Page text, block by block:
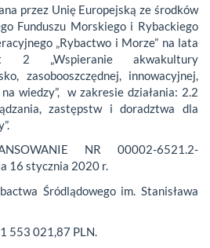
przez Unię Europejską ze środków
Funduszu Morskiego i Rybackiego
„Rybactwo i Morze” na lata
2 „Wspieranie akwakultury
zasobooszczędnej, innowacyjnej,
wiedzy”, w zakresie działania: 2.2
zastępstw i doradztwa dla
NR 00002-6521.2-
16 stycznia 2020 r.
Śródlądowego im. Stanisława
1 553 021,87 PLN.